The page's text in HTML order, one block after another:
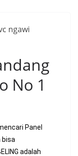
No 1
Panel
bisa
adalah